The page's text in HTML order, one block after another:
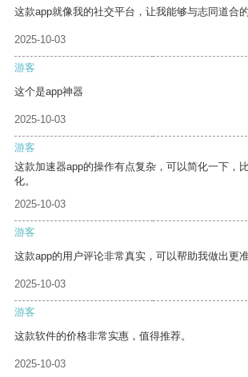
这款app就像我的社交平台，让我能够与志同道合
2025-10-03
游客
这个是app神器
2025-10-03
游客
这款加速器app的操作有点复杂，可以简化一下，
化。
2025-10-03
游客
这款app的用户评论非常真实，可以帮助我做出更准
2025-10-03
游客
这款软件的价格非常实惠，值得推荐。
2025-10-03